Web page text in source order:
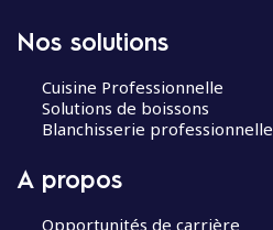
Nos solutions
Cuisine Professionnelle
Solutions de boissons
Blanchisserie professionnelle
A propos
Opportunités de carrière